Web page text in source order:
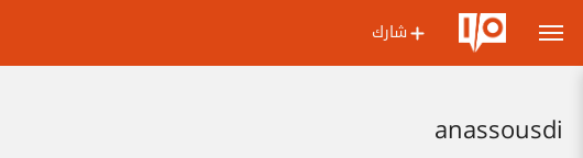
شارك
anassousdi